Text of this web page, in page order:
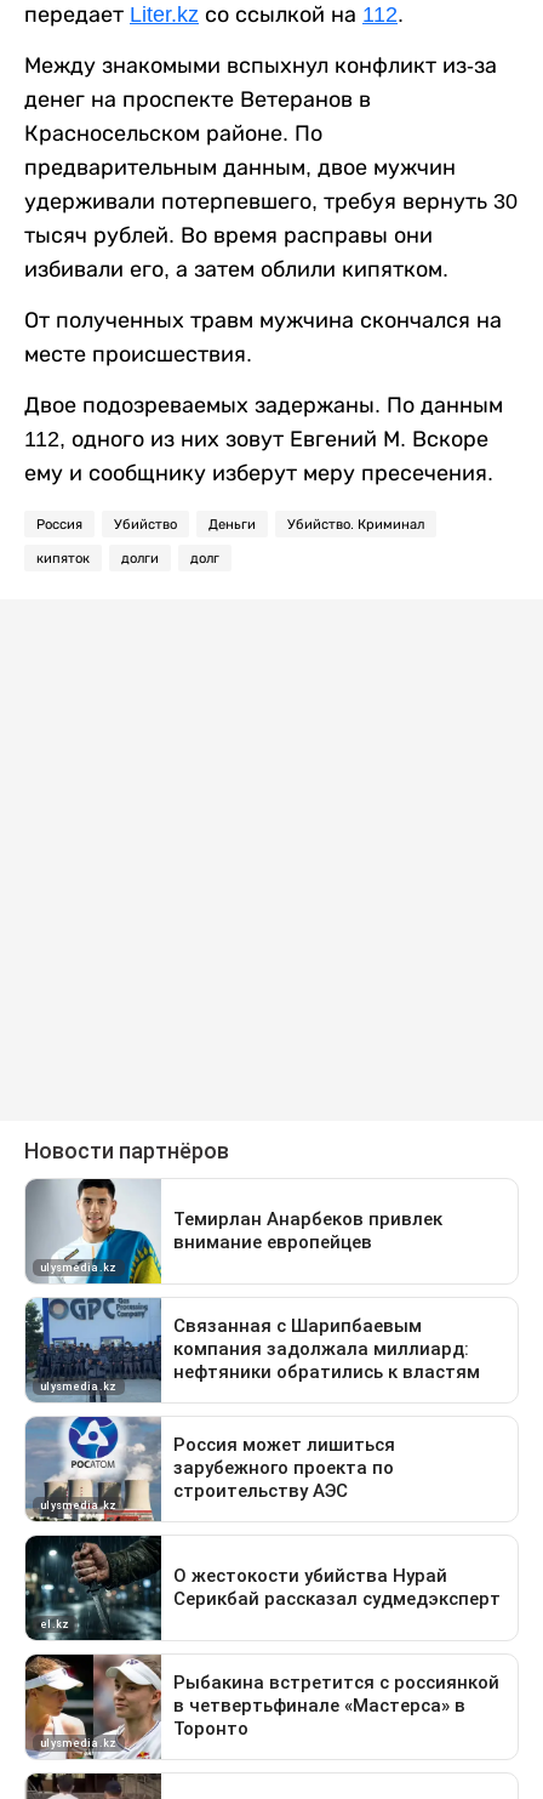
передает Liter.kz со ссылкой на 112.
Между знакомыми вспыхнул конфликт из-за
денег на проспекте Ветеранов в
Красносельском районе. По
предварительным данным, двое мужчин
удерживали потерпевшего, требуя вернуть 30
тысяч рублей. Во время расправы они
избивали его, а затем облили кипятком.
От полученных травм мужчина скончался на
месте происшествия.
Двое подозреваемых задержаны. По данным
112, одного из них зовут Евгений М. Вскоре
ему и сообщнику изберут меру пресечения.
Россия Убийство Деньги Убийство. Криминал
кипяток долги долг